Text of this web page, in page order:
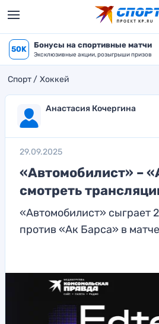
50K Бонусы на спортивные матчи
Эксклюзивные акции, розыгрыши призов
Спорт Хоккей
Анастасия Кочергина
29.09.2025
«Автомобилист» –
смотреть
«Автомобилист» сыграет
против «Ак Барса» в